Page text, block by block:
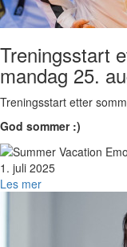
Treningsstart
mandag 25.
Treningsstart etter
God sommer :)
1. juli 2025
Les mer